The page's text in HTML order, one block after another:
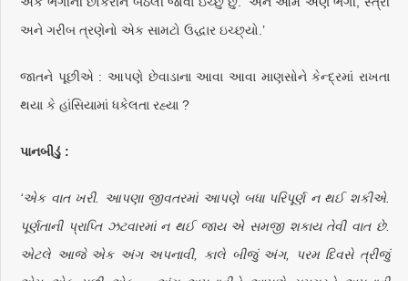
અને ગરીબ ત્રણેનો એક સામટો ઉદ્ધાર ઇચ્છ્યો.’
જાતને પૂછીએ : આપણે છેવાડાના આવા આવા માણસોને કેન્દ્રમાં રાખતા
થયા કે હાંસિયામાં ધકેલતા રહ્યા ?
પાનબીડું :
‘એક વાત ખરી. આપણા જીવતરમાં આપણે બધા પરિપૂર્ણ ન થઈ શકીએ.
પૂર્ણતાની પ્રાપ્તિ ઝટવારમાં ન થઈ જાય એ સમજી શકાય તેવી વાત છે.
એટલે આજે એક અંગ અપનાવી, કાલે બીજું અંગ, પરમ દિવસે ત્રીજું